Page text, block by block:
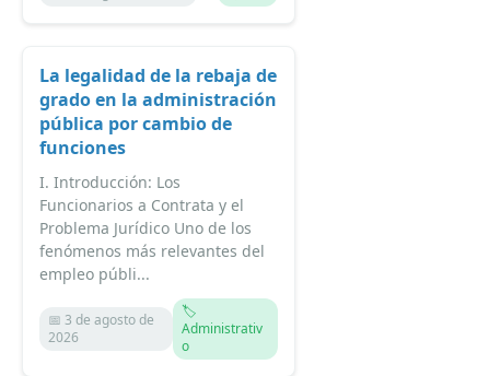
La legalidad de la rebaja de
grado en la administración
pública por cambio de
funciones
I. Introducción: Los
Funcionarios a Contrata y el
Problema Jurídico Uno de los
fenómenos más relevantes del
empleo públi...
📅 3 de agosto de
2026
🏷️
Administrativ
o